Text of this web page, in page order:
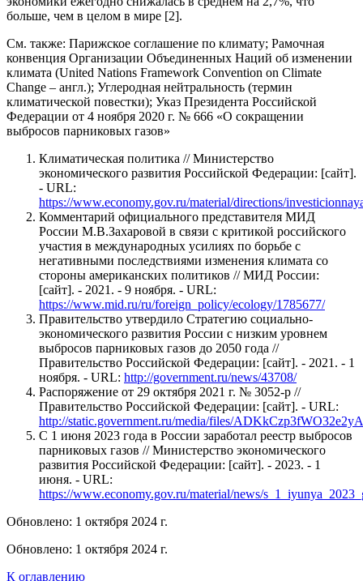
больше, чем в целом в мире [2].
См. также: Парижское соглашение по климату; Рамочная
конвенция Организации Объединенных Наций об изменении
климата (United Nations Framework Convention on Climate
Change – англ.); Углеродная нейтральность (термин
климатической повестки); Указ Президента Российской
Федерации от 4 ноября 2020 г. № 666 «О сокращении
выбросов парниковых газов»
Климатическая политика // Министерство
экономического развития Российской Федерации: [сайт].
- URL:
https://www.economy.gov.ru/material/directions/
Комментарий официального представителя МИД
России М.В.Захаровой в связи с критикой российского
участия в международных усилиях по борьбе с
негативными последствиями изменения климата со
стороны американских политиков // МИД России:
[сайт]. - 2021. - 9 ноября. - URL:
https://www.mid.ru/ru/foreign_policy/ecology/1785677/
Правительство утвердило Стратегию социально-
экономического развития России с низким уровнем
выбросов парниковых газов до 2050 года //
Правительство Российской Федерации: [сайт]. - 2021. - 1
ноября. - URL: http://government.ru/news/43708/
Распоряжение от 29 октября 2021 г. № 3052-р //
Правительство Российской Федерации: [сайт]. - URL:
http://static.government.ru/media/files/
С 1 июня 2023 года в России заработал реестр выбросов
парниковых газов // Министерство экономического
развития Российской Федерации: [сайт]. - 2023. - 1
июня. - URL:
https://www.economy.gov.ru/material/news/
Обновлено: 1 октября 2024 г.
Обновлено: 1 октября 2024 г.
К оглавлению